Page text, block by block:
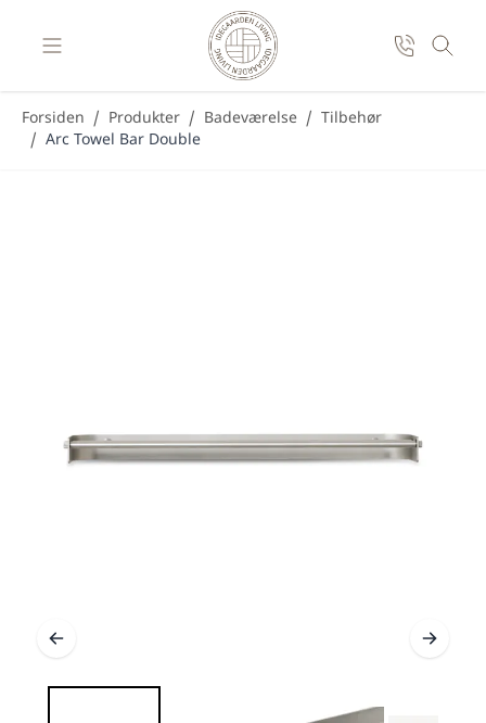
Forsiden / Produkter / Badeværelse / Tilbehør
/ Arc Towel Bar Double